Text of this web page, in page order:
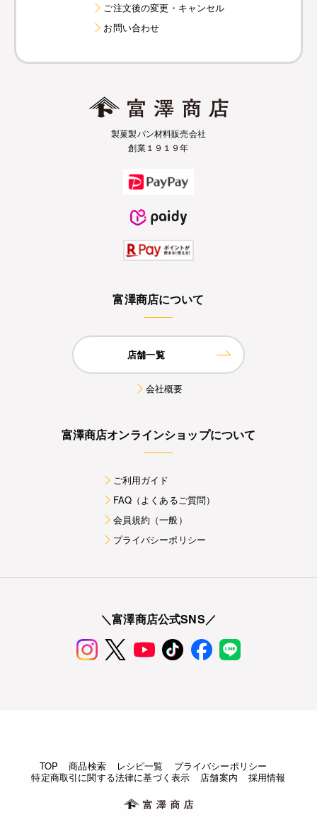
ご注文後の変更・キャンセル
お問い合わせ
製菓製パン材料販売会社
創業１９１９年
富澤商店について
店舗一覧
会社概要
富澤商店オンラインショップについて
ご利用ガイド
FAQ（よくあるご質問）
会員規約（一般）
プライバシーポリシー
＼富澤商店公式SNS／
TOP 商品検索 レシピ一覧
プライバシーポリシー
特定商取引に関する法律に基づく表示
店舗案内 採用情報